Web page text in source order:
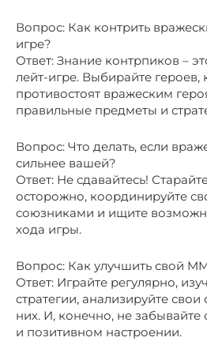
Вопрос: Как контрить
игре?
Ответ: Знание контрпиков –
лейт-игре. Выбирайте
противостоят вражеским
правильные предметы и
Вопрос: Что делать, если
сильнее вашей?
Ответ: Не сдавайтесь!
осторожно, координируйте
союзниками и ищите
хода игры.
Вопрос: Как улучшить свой
Ответ: Играйте регулярно,
стратегии, анализируйте
них. И, конечно, не
и позитивном настроении.